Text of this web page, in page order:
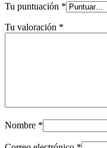
Tu puntuación *
Tu valoración *
Nombre *